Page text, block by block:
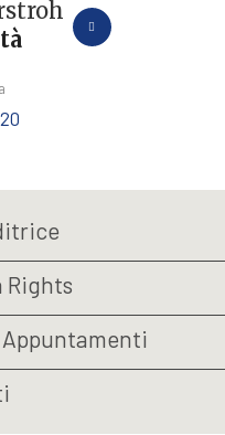
è:
Rights
Appuntamenti